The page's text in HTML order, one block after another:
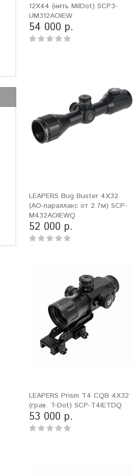
12X44 (нить MilDot) SCP3-
UM312AOIEW
54 000 р.
LEAPERS Bug Buster 4X32
(AO-параллакс от 2.7м) SCP-
M432AOIEWQ
52 000 р.
LEAPERS Prism T4 CQB 4X32
(грав. T-Dot) SCP-T4IETDQ
53 000 р.